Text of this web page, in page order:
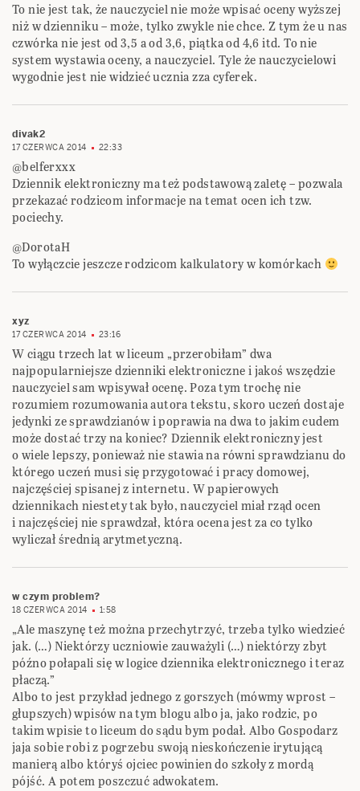
To nie jest tak, że nauczyciel nie może wpisać oceny wyższej
niż w dzienniku – może, tylko zwykle nie chce. Z tym że u nas
czwórka nie jest od 3,5 a od 3,6, piątka od 4,6 itd. To nie
system wystawia oceny, a nauczyciel. Tyle że nauczycielowi
wygodnie jest nie widzieć ucznia zza cyferek.
divak2
17 CZERWCA 2014 22:33
@belferxxx
Dziennik elektroniczny ma też podstawową zaletę – pozwala
przekazać rodzicom informacje na temat ocen ich tzw.
pociechy.
@DorotaH
To wyłączcie jeszcze rodzicom kalkulatory w komórkach
xyz
17 CZERWCA 2014 23:16
W ciągu trzech lat w liceum „przerobiłam” dwa
najpopularniejsze dzienniki elektroniczne i jakoś wszędzie
nauczyciel sam wpisywał ocenę. Poza tym trochę nie
rozumiem rozumowania autora tekstu, skoro uczeń dostaje
jedynki ze sprawdzianów i poprawia na dwa to jakim cudem
może dostać trzy na koniec? Dziennik elektroniczny jest
o wiele lepszy, ponieważ nie stawia na równi sprawdzianu do
którego uczeń musi się przygotować i pracy domowej,
najczęściej spisanej z internetu. W papierowych
dziennikach niestety tak było, nauczyciel miał rząd ocen
i najczęściej nie sprawdzał, która ocena jest za co tylko
wyliczał średnią arytmetyczną.
w czym problem?
18 CZERWCA 2014 1:58
„Ale maszynę też można przechytrzyć, trzeba tylko wiedzieć
jak. (…) Niektórzy uczniowie zauważyli (…) niektórzy zbyt
późno połapali się w logice dziennika elektronicznego i teraz
płaczą.”
Albo to jest przykład jednego z gorszych (mówmy wprost –
głupszych) wpisów na tym blogu albo ja, jako rodzic, po
takim wpisie to liceum do sądu bym podał. Albo Gospodarz
jaja sobie robi z pogrzebu swoją nieskończenie irytującą
manierą albo któryś ojciec powinien do szkoły z mordą
pójść. A potem poszczuć adwokatem.